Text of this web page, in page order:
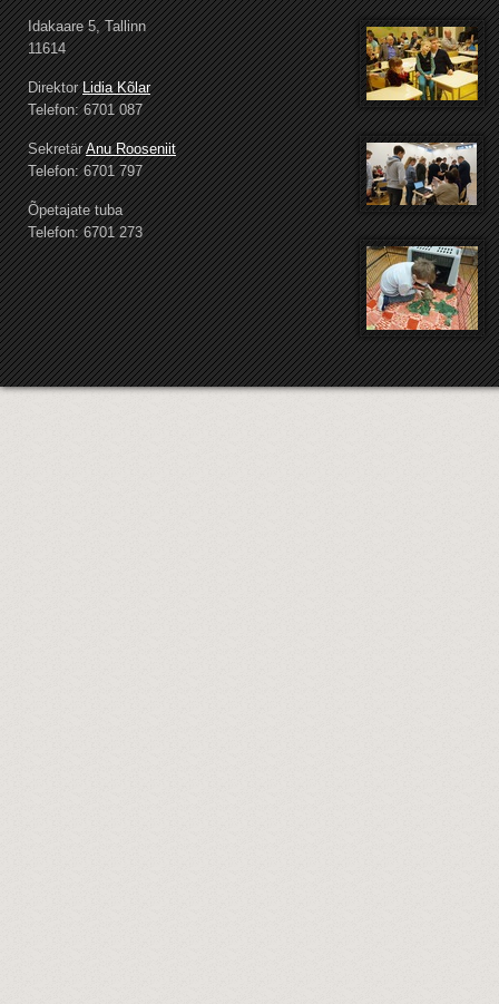
Idakaare 5, Tallinn
11614
DirektorLidia Kõlar
Telefon: 6701 087
SekretärAnu Rooseniit
Telefon: 6701 797
Õpetajate tuba
Telefon: 6701 273